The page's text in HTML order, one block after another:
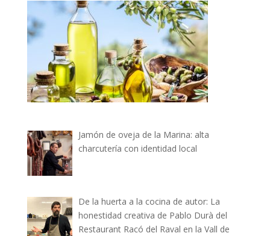
Jamón de oveja de la Marina: alta
charcutería con identidad local
De la huerta a la cocina de autor: La
honestidad creativa de Pablo Durà del
Restaurant Racó del Raval en la Vall de